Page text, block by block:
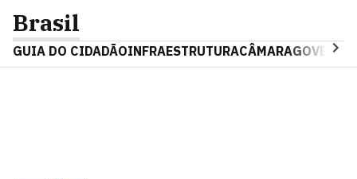
Brasil
GUIA DO CIDADÃOINFRAESTRUTURACÂMARAGOVERNO